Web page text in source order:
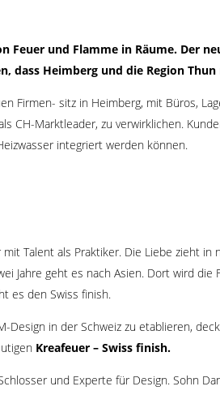
und Flamme in Räume. Der
dass Heimberg und die Region
Firmen- sitz in Heimberg, mit Büros,
CH-Marktleader, zu verwirklichen.
integriert werden können.
Talent als Praktiker. Die Liebe zieht
geht es nach Asien. Dort wird
es den Swiss finish.
Design in der Schweiz zu etablieren,
Kreafeuer – Swiss finish.
und Experte für Design. Sohn